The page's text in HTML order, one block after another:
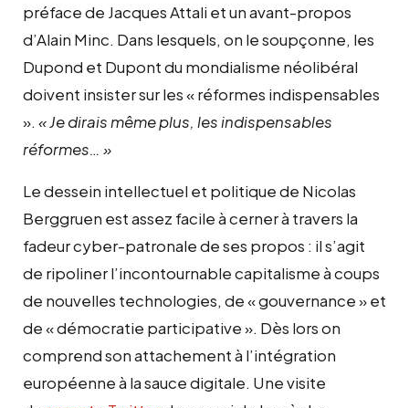
préface de Jacques Attali et un avant-propos
d’Alain Minc. Dans lesquels, on le soupçonne, les
Dupond et Dupont du mondialisme néolibéral
doivent insister sur les « réformes indispensables
». « Je dirais même plus, les indispensables
réformes… »
Le dessein intellectuel et politique de Nicolas
Berggruen est assez facile à cerner à travers la
fadeur cyber-patronale de ses propos : il s’agit
de ripoliner l’incontournable capitalisme à coups
de nouvelles technologies, de « gouvernance » et
de « démocratie participative ». Dès lors on
comprend son attachement à l’intégration
européenne à la sauce digitale. Une visite